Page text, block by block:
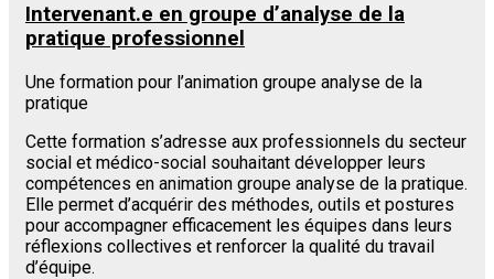
Intervenant.e en groupe d’analyse de la
pratique professionnel
Une formation pour l’animation groupe analyse de la
pratique
Cette formation s’adresse aux professionnels du secteur
social et médico-social souhaitant développer leurs
compétences en animation groupe analyse de la pratique.
Elle permet d’acquérir des méthodes, outils et postures
pour accompagner efficacement les équipes dans leurs
réflexions collectives et renforcer la qualité du travail
d’équipe.